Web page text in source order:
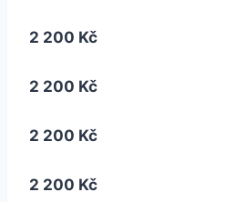
2 200 Kč
2 200 Kč
2 200 Kč
2 200 Kč